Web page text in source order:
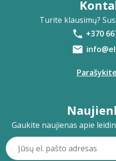
Turite klausimų?
+370
Gaukite naujienas apie